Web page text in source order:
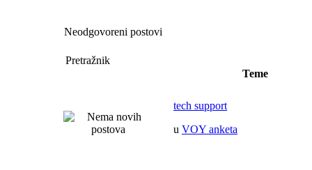
Neodgovoreni postovi
Pretražnik
Teme
tech support
u VOY anketa